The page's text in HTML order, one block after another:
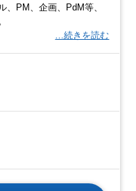
、PM、企画、PdM等、
…続きを読む